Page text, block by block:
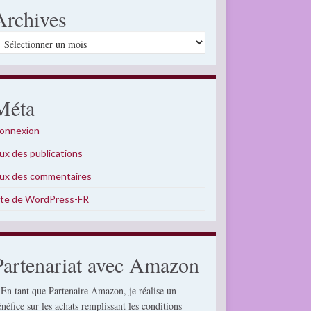
des publications
des commentaires
de WordPress-FR
avec Amazon
tant que Partenaire Amazon, je réalise un
sur les achats remplissant les conditions